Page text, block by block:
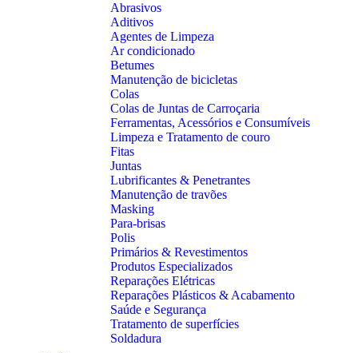
Abrasivos
Aditivos
Agentes de Limpeza
Ar condicionado
Betumes
Manutenção de bicicletas
Colas
Colas de Juntas de Carroçaria
Ferramentas, Acessórios e Consumíveis
Limpeza e Tratamento de couro
Fitas
Juntas
Lubrificantes & Penetrantes
Manutenção de travões
Masking
Para-brisas
Polis
Primários & Revestimentos
Produtos Especializados
Reparações Elétricas
Reparações Plásticos & Acabamento
Saúde e Segurança
Tratamento de superfícies
Soldadura